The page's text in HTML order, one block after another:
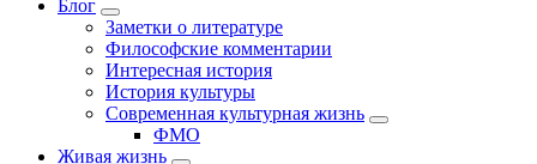
Блог
Заметки о литературе
Философские комментарии
Интересная история
История культуры
Современная культурная жизнь
ФМО
Живая жизнь